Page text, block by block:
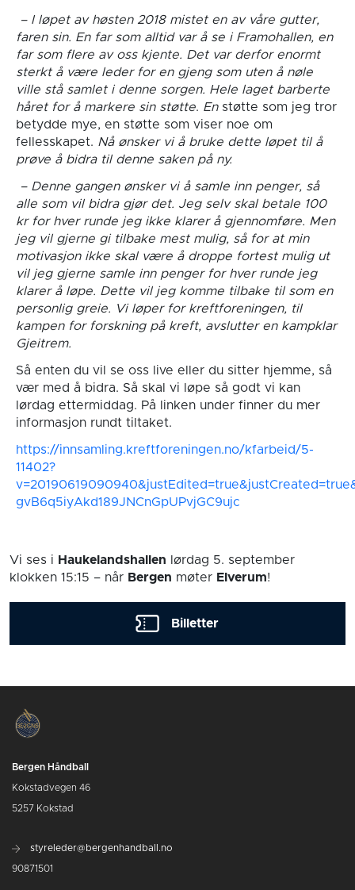
– I løpet av høsten 2018 mistet en av våre gutter,
faren sin. En far som alltid var å se i Framohallen, en
far som flere av oss kjente. Det var derfor enormt
sterkt å være leder for en gjeng som uten å nøle
ville stå samlet i denne sorgen. Hele laget barberte
håret for å markere sin støtte. Enstøtte som jeg tror
betydde mye, en støtte som viser noe om
fellesskapet. Nå ønsker vi å bruke dette løpet til å
prøve å bidra til denne saken på ny.
– Denne gangen ønsker vi å samle inn penger, så
alle som vil bidra gjør det. Jeg selv skal betale 100
kr for hver runde jeg ikke klarer å gjennomføre. Men
jeg vil gjerne gi tilbake mest mulig, så for at min
motivasjon ikke skal være å droppe fortest mulig ut
vil jeg gjerne samle inn penger for hver runde jeg
klarer å løpe. Dette vil jeg komme tilbake til som en
personlig greie. Vi løper for kreftforeningen, til
kampen for forskning på kreft, avslutter en kampklar
Gjeitrem.
Så enten du vil se oss live eller du sitter hjemme, så
vær med å bidra. Så skal vi løpe så godt vi kan
lørdag ettermiddag. På linken under finner du mer
informasjon rundt tiltaket.
https://innsamling.kreftforeningen.no/kfarbeid/5-
11402?
gvB6q5iyAkd189JNCnGpUPvjGC9ujc
Vi ses i Haukelandshallen lørdag 5. september
klokken 15:15 – når Bergen møter Elverum!
Billetter
Bergen Håndball
Kokstadvegen 46
5257 Kokstad
styreleder@bergenhandball.no
90871501